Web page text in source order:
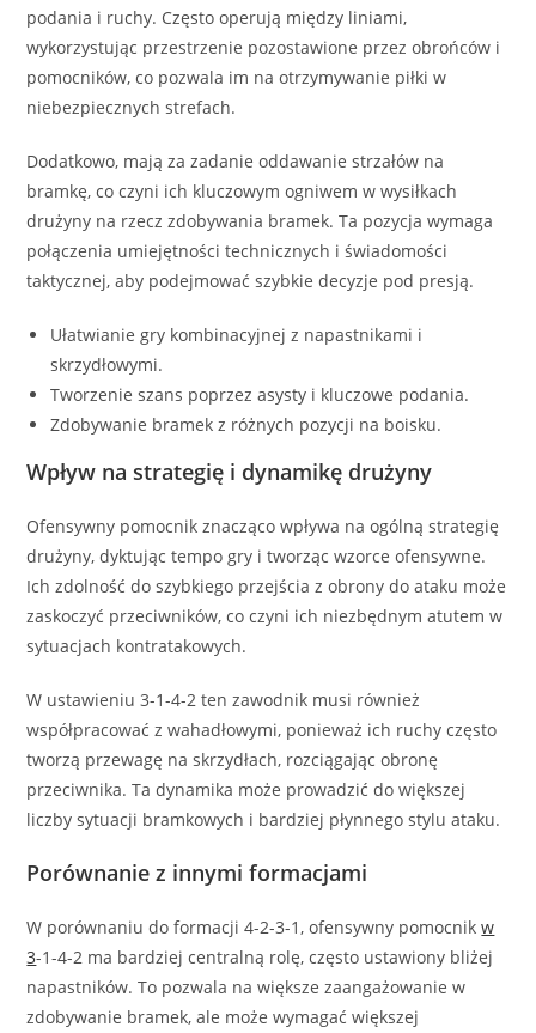
podania i ruchy. Często operują między liniami,
wykorzystując przestrzenie pozostawione przez obrońców i
pomocników, co pozwala im na otrzymywanie piłki w
niebezpiecznych strefach.
Dodatkowo, mają za zadanie oddawanie strzałów na
bramkę, co czyni ich kluczowym ogniwem w wysiłkach
drużyny na rzecz zdobywania bramek. Ta pozycja wymaga
połączenia umiejętności technicznych i świadomości
taktycznej, aby podejmować szybkie decyzje pod presją.
Ułatwianie gry kombinacyjnej z napastnikami i
skrzydłowymi.
Tworzenie szans poprzez asysty i kluczowe podania.
Zdobywanie bramek z różnych pozycji na boisku.
Wpływ na strategię i dynamikę drużyny
Ofensywny pomocnik znacząco wpływa na ogólną strategię
drużyny, dyktując tempo gry i tworząc wzorce ofensywne.
Ich zdolność do szybkiego przejścia z obrony do ataku może
zaskoczyć przeciwników, co czyni ich niezbędnym atutem w
sytuacjach kontratakowych.
W ustawieniu 3-1-4-2 ten zawodnik musi również
współpracować z wahadłowymi, ponieważ ich ruchy często
tworzą przewagę na skrzydłach, rozciągając obronę
przeciwnika. Ta dynamika może prowadzić do większej
liczby sytuacji bramkowych i bardziej płynnego stylu ataku.
Porównanie z innymi formacjami
W porównaniu do formacji 4-2-3-1, ofensywny pomocnikw
3-1-4-2 ma bardziej centralną rolę, często ustawiony bliżej
napastników. To pozwala na większe zaangażowanie w
zdobywanie bramek, ale może wymagać większej